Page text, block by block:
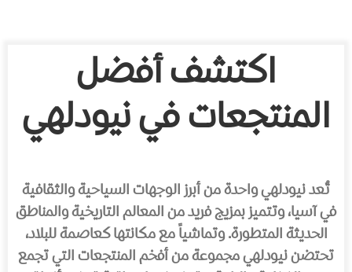
اكتشف أفضل
المنتجعات في نيودلهي
تُعد نيودلهي واحدة من أبرز الوجهات السياحية والثقافية
في آسيا، وتتميز بمزيج فريد من المعالم التاريخية والمناطق
الحديثة المتطورة. وتماشياً مع مكانتها كعاصمة للبلاد،
تحتضن نيودلهي مجموعة من أفخم المنتجعات التي تجمع